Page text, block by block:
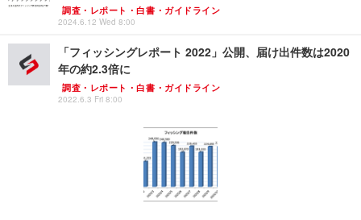
調査・レポート・白書・ガイドライン
2024.6.12 Wed 8:00
「フィッシングレポート 2022」公開、届け出件数は2020
年の約2.3倍に
調査・レポート・白書・ガイドライン
2022.6.3 Fri 8:00